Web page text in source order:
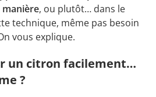
manière, ou plutôt… dans le
technique, même pas besoin
vous explique.
un citron facilement…
?